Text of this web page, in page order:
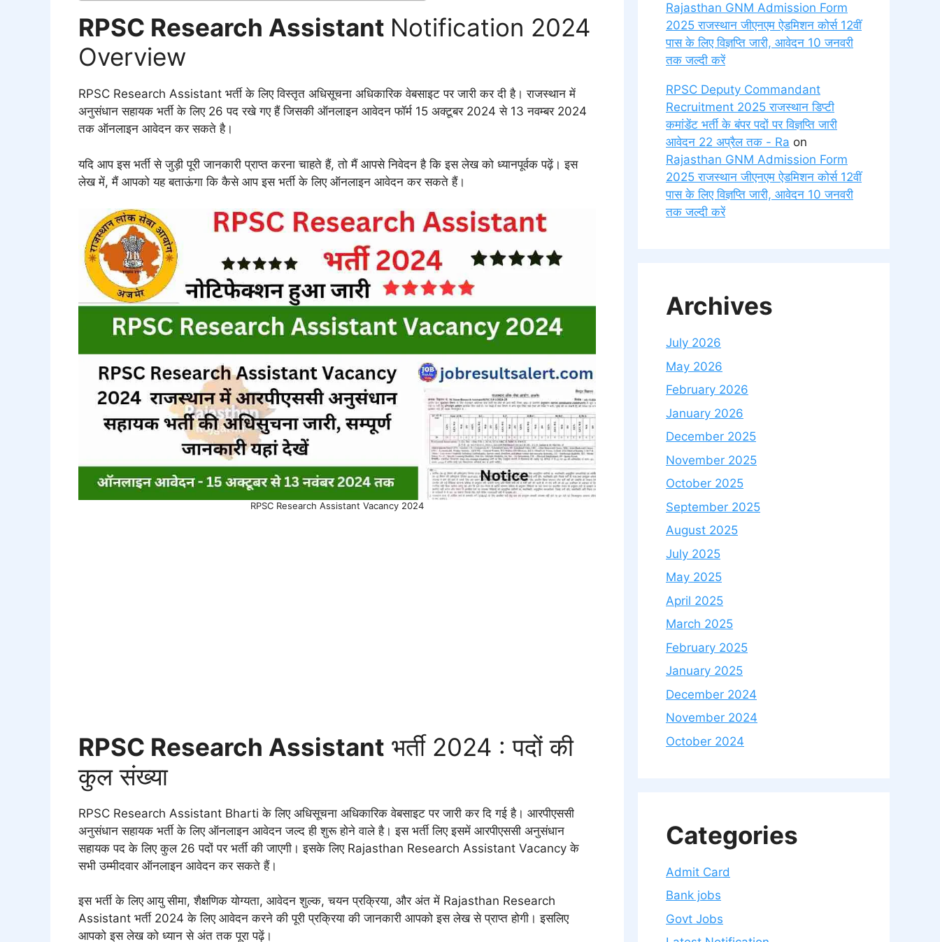
RPSC Research Assistant Notification 2024
Overview
RPSC Research Assistant भर्ती के लिए विस्तृत अधिसूचना अधिकारिक वेबसाइट पर जारी कर दी है। राजस्थान में
अनुसंधान सहायक भर्ती के लिए 26 पद रखे गए हैं जिसकी ऑनलाइन आवेदन फॉर्म 15 अक्टूबर 2024 से 13 नवम्बर 2024
तक ऑनलाइन आवेदन कर सकते है।
यदि आप इस भर्ती से जुड़ी पूरी जानकारी प्राप्त करना चाहते हैं, तो मैं आपसे निवेदन है कि इस लेख को ध्यानपूर्वक पढ़ें। इस
लेख में, मैं आपको यह बताऊंगा कि कैसे आप इस भर्ती के लिए ऑनलाइन आवेदन कर सकते हैं।
RPSC Research Assistant Vacancy 2024
RPSC Research Assistant भर्ती 2024 : पदों की
कुल संख्या
RPSC Research Assistant Bharti के लिए अधिसूचना अधिकारिक वेबसाइट पर जारी कर दि गई है। आरपीएससी
अनुसंधान सहायक भर्ती के लिए ऑनलाइन आवेदन जल्द ही शुरू होने वाले है। इस भर्ती लिए इसमें आरपीएससी अनुसंधान
सहायक पद के लिए कुल 26 पदों पर भर्ती की जाएगी। इसके लिए Rajasthan Research Assistant Vacancy के
सभी उम्मीदवार ऑनलाइन आवेदन कर सकते हैं।
इस भर्ती के लिए आयु सीमा, शैक्षणिक योग्यता, आवेदन शुल्क, चयन प्रक्रिया, और अंत में Rajasthan Research
Assistant भर्ती 2024 के लिए आवेदन करने की पूरी प्रक्रिया की जानकारी आपको इस लेख से प्राप्त होगी। इसलिए
आपको इस लेख को ध्यान से अंत तक पूरा पढ़ें।
Rajasthan GNM Admission Form
2025 राजस्थान जीएनएम ऐडमिशन कोर्स 12वीं
पास के लिए विज्ञप्ति जारी, आवेदन 10 जनवरी
तक जल्दी करें
RPSC Deputy Commandant
Recruitment 2025 राजस्थान डिप्टी
कमांडेंट भर्ती के बंपर पदों पर विज्ञप्ति जारी
आवेदन 22 अप्रैल तक - Ra on
Rajasthan GNM Admission Form
2025 राजस्थान जीएनएम ऐडमिशन कोर्स 12वीं
पास के लिए विज्ञप्ति जारी, आवेदन 10 जनवरी
तक जल्दी करें
Archives
July 2026
May 2026
February 2026
January 2026
December 2025
November 2025
October 2025
September 2025
August 2025
July 2025
May 2025
April 2025
March 2025
February 2025
January 2025
December 2024
November 2024
October 2024
Categories
Admit Card
Bank jobs
Govt Jobs